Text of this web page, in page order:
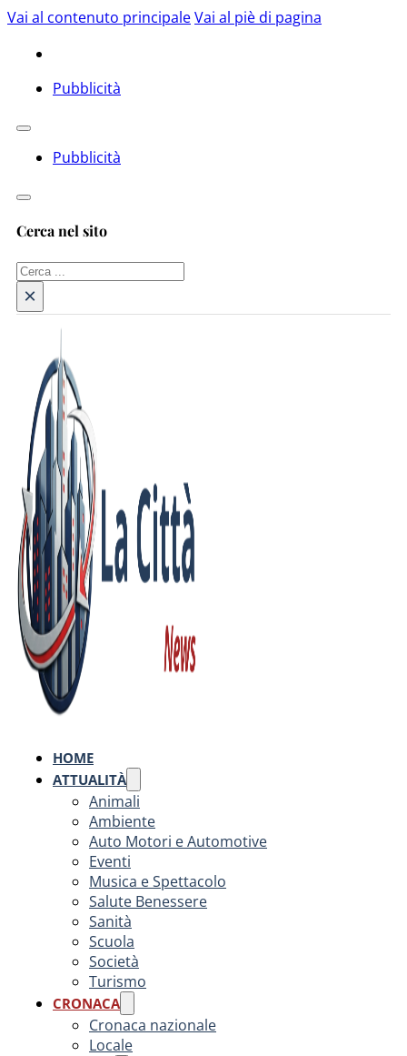
Vai al contenuto principaleVai al piè di pagina
Pubblicità
Pubblicità
Cerca nel sito
Cerca
×
HOME
ATTUALITÀ
Animali
Ambiente
Auto Motori e Automotive
Eventi
Musica e Spettacolo
Salute Benessere
Sanità
Scuola
Società
Turismo
CRONACA
Cronaca nazionale
Locale